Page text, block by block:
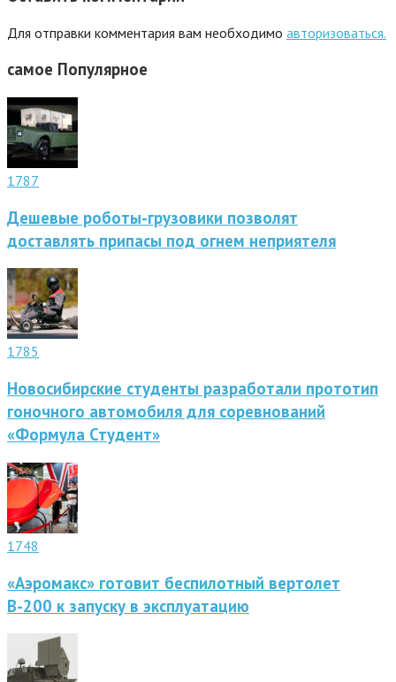
Для отправки комментария вам необходимо авторизоваться.
самое Популярное
1787
Дешевые роботы-грузовики позволят
доставлять припасы под огнем неприятеля
1785
Новосибирские студенты разработали прототип
гоночного автомобиля для соревнований
«Формула Студент»
1748
«Аэромакс» готовит беспилотный вертолет
В-200 к запуску в эксплуатацию